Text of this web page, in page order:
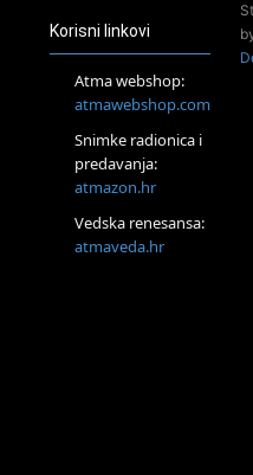
i Akaša zapisa
Zemlje
radionica sistemskih
mijenja tijelo, duh i um
i zajedništva
Korisni linkovi
Atma webshop:
atmawebshop.com
Snimke radionica i
predavanja:
atmazon.hr
Vedska renesansa:
atmaveda.hr